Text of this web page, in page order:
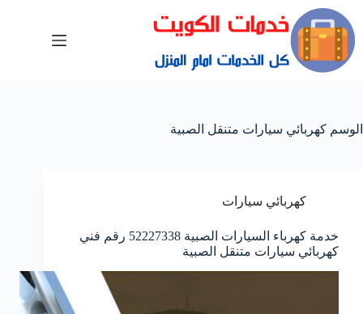
الوسم كهربائي سيارات متنقل الصبية
كهربائي سيارات
خدمة كهرباء السيارات الصبية 52227338 رقم فني
كهربائي سيارات متنقل الصبية